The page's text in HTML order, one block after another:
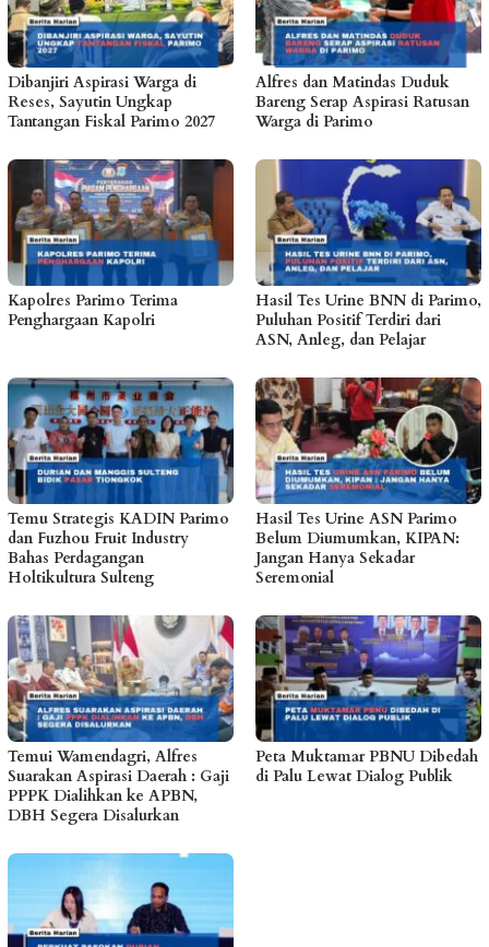
Dibanjiri Aspirasi Warga di
Reses, Sayutin Ungkap
Tantangan Fiskal Parimo 2027
Alfres dan Matindas Duduk
Bareng Serap Aspirasi Ratusan
Warga di Parimo
Kapolres Parimo Terima
Penghargaan Kapolri
Hasil Tes Urine BNN di Parimo,
Puluhan Positif Terdiri dari
ASN, Anleg, dan Pelajar
Temu Strategis KADIN Parimo
dan Fuzhou Fruit Industry
Bahas Perdagangan
Holtikultura Sulteng
Hasil Tes Urine ASN Parimo
Belum Diumumkan, KIPAN:
Jangan Hanya Sekadar
Seremonial
Temui Wamendagri, Alfres
Suarakan Aspirasi Daerah : Gaji
PPPK Dialihkan ke APBN,
DBH Segera Disalurkan
Peta Muktamar PBNU Dibedah
di Palu Lewat Dialog Publik